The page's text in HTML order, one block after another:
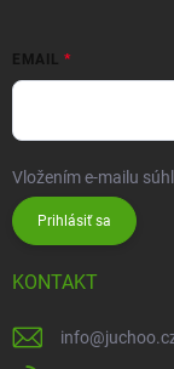
EMAIL
Vložením e-mailu
Prihlásiť sa
KONTAKT
info@